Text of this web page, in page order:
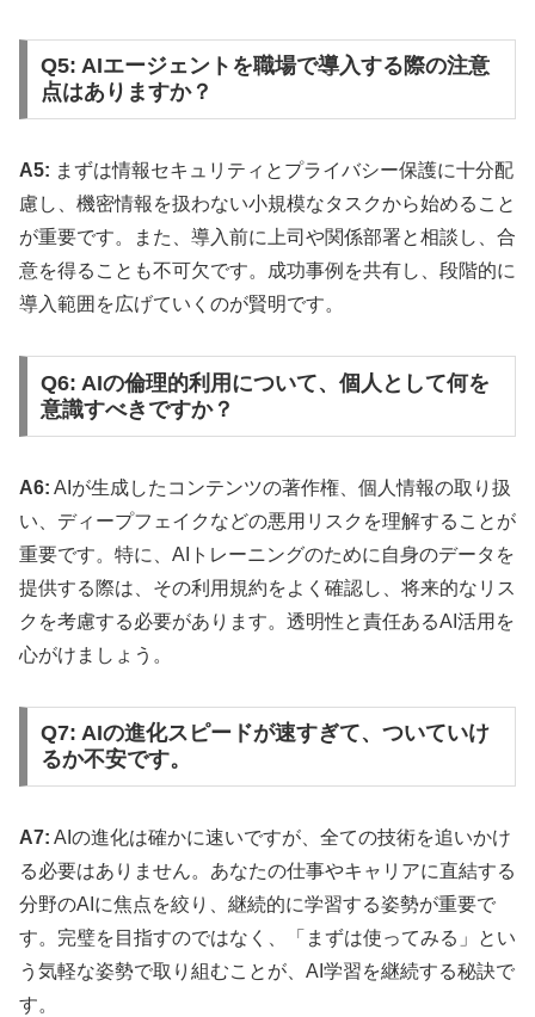
Q5: AIエージェントを職場で導入する際の注意
点はありますか？
A5: まずは情報セキュリティとプライバシー保護に十分配
慮し、機密情報を扱わない小規模なタスクから始めること
が重要です。また、導入前に上司や関係部署と相談し、合
意を得ることも不可欠です。成功事例を共有し、段階的に
導入範囲を広げていくのが賢明です。
Q6: AIの倫理的利用について、個人として何を
意識すべきですか？
A6: AIが生成したコンテンツの著作権、個人情報の取り扱
い、ディープフェイクなどの悪用リスクを理解することが
重要です。特に、AIトレーニングのために自身のデータを
提供する際は、その利用規約をよく確認し、将来的なリス
クを考慮する必要があります。透明性と責任あるAI活用を
心がけましょう。
Q7: AIの進化スピードが速すぎて、ついていけ
るか不安です。
A7: AIの進化は確かに速いですが、全ての技術を追いかけ
る必要はありません。あなたの仕事やキャリアに直結する
分野のAIに焦点を絞り、継続的に学習する姿勢が重要で
す。完璧を目指すのではなく、「まずは使ってみる」とい
う気軽な姿勢で取り組むことが、AI学習を継続する秘訣で
す。